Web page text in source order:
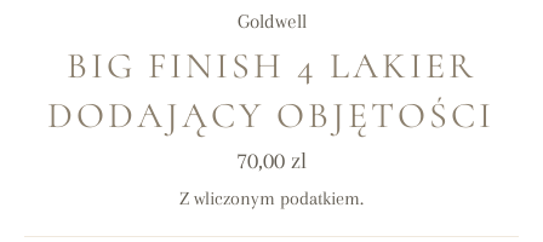
Goldwell
BIG FINISH 4 LAKIER
DODAJĄCY OBJĘTOŚCI
Cena
regularna
70,00 zl
Z wliczonym podatkiem.